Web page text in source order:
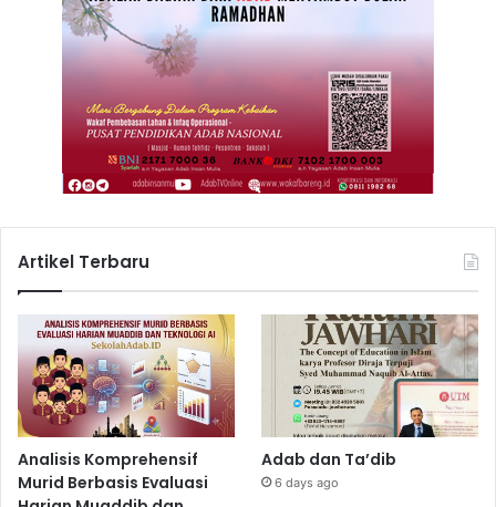
Artikel Terbaru
Analisis Komprehensif
Murid Berbasis Evaluasi
Adab dan Ta’dib
6 days ago